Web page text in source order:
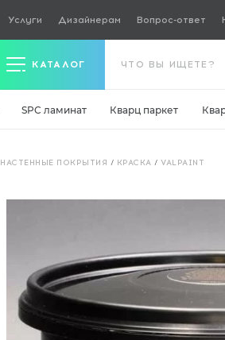
Услуги Дизайнерам Вопрос-ответ
КАТАЛОГ
SPC ламинат Кварц паркет
НАСТЕННЫЕ ПОКРЫТИЯ / КРАСКА /VALPAINT